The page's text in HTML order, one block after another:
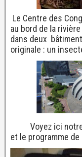
Le Centre des
au bord de la
dans deux
originale : un
Voyez ici notre
et le programme de